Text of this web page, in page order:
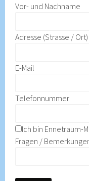
Vor- und Nachname
Adresse (Strasse / Ort)
E-Mail
Telefonnummer
Ich bin Ennetraum-
Fragen /